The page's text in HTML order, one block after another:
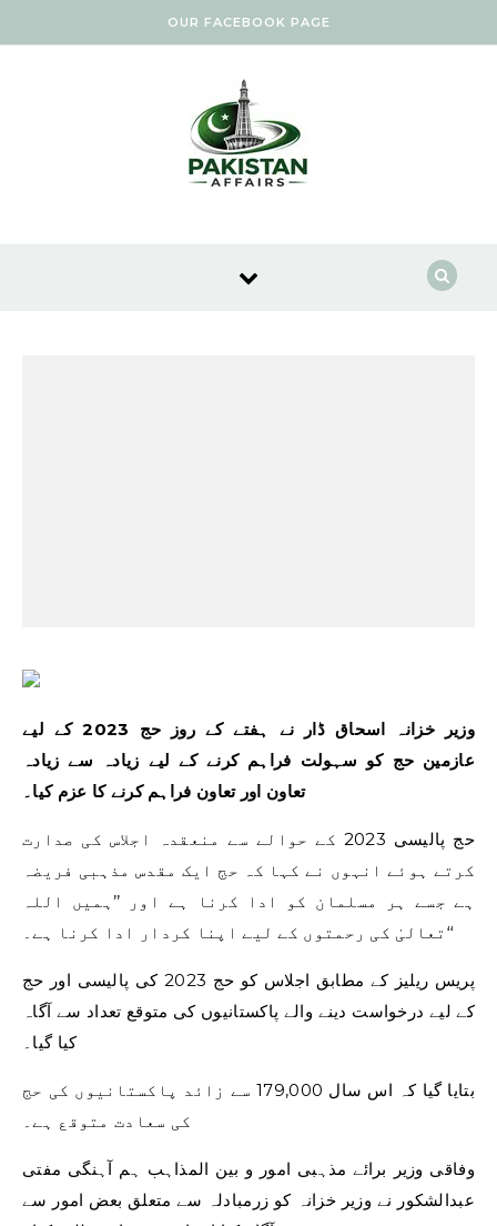
OUR FACEBOOK PAGE
وزیر خزانہ اسحاق ڈار نے ہفتے کے روز حج 2023 کے لیے
عازمین حج کو سہولت فراہم کرنے کے لیے زیادہ سے زیادہ
تعاون اور تعاون فراہم کرنے کا عزم کیا۔
حج پالیسی 2023 کے حوالے سے منعقدہ اجلاس کی صدارت
کرتے ہوئے انہوں نے کہا کہ حج ایک مقدس مذہبی فریضہ
ہے جسے ہر مسلمان کو ادا کرنا ہے اور ’’ہمیں اللہ
تعالیٰ کی رحمتوں کے لیے اپنا کردار ادا کرنا ہے۔‘‘
پریس ریلیز کے مطابق اجلاس کو حج 2023 کی پالیسی اور حج
کے لیے درخواست دینے والے پاکستانیوں کی متوقع تعداد سے آگاہ
کیا گیا۔
بتایا گیا کہ اس سال 179,000 سے زائد پاکستانیوں کی حج
کی سعادت متوقع ہے۔
وفاقی وزیر برائے مذہبی امور و بین المذاہب ہم آہنگی مفتی
عبدالشکور نے وزیر خزانہ کو زرمبادلہ سے متعلق بعض امور سے